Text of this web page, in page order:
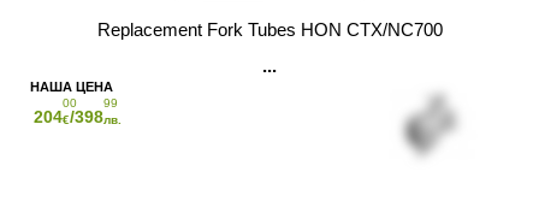
Replacement Fork Tubes HON CTX/NC700
204
00
€/398
99
лв.